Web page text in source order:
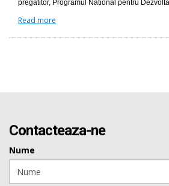
pregatitor, Programul National pentru
Read more
Contacteaza-ne
Nume